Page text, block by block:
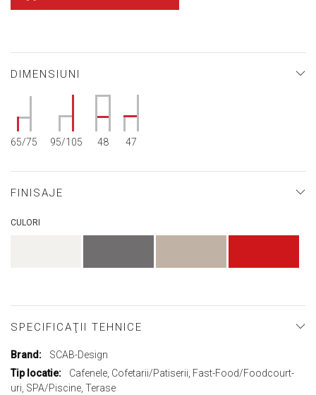
DIMENSIUNI
65/75 95/105 48 47
FINISAJE
CULORI
SPECIFICAŢII TEHNICE
Mai
multe
informații
SCAB-Design
Cafenele, Cofetarii/Patiserii, Fast-Food/Foodcourt-
uri, SPA/Piscine, Terase